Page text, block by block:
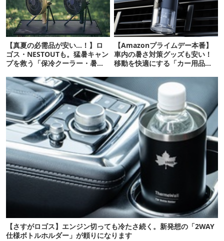
【真夏の必需品が安い…！】ロ
ゴス・NESTOUTも。猛暑キャン
プを救う「保冷クーラー・暑さ
【Amazonプライムデー本番】
車内の暑さ対策グッズも安い！
移動を快適にする「カー用品」
【さすがロゴス】エンジン切っても冷たさ続く。新発想の「2WAY
仕様ボトルホルダー」が頼りになります